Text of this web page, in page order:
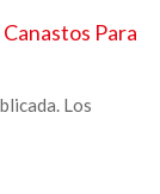
Para
Los